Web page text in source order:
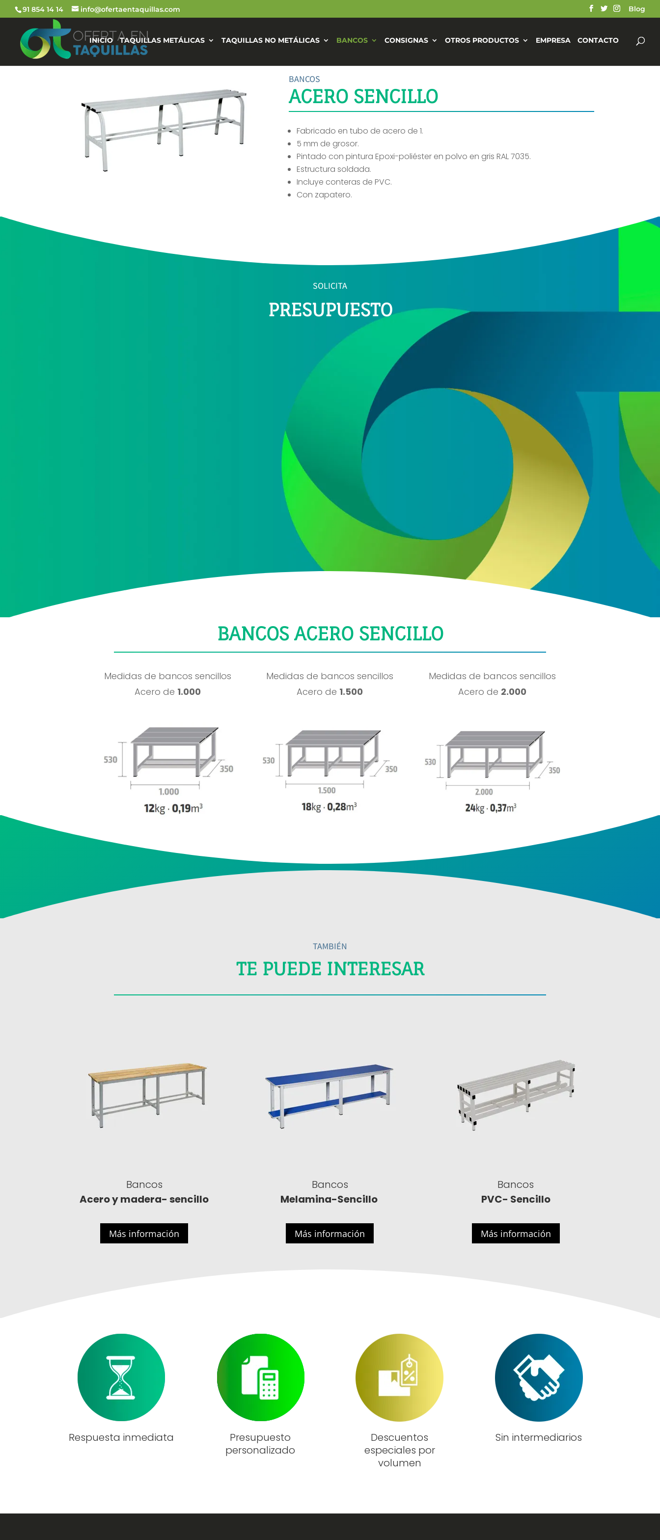
91 854 14 14 info@ofertaentaquillas.com Blog
INICIO TAQUILLAS METÁLICAS TAQUILLAS NO METÁLICAS BANCOS CONSIGNAS OTROS PRODUCTOS EMPRESA CONTACTO
BANCOS
ACERO SENCILLO
Fabricado en tubo de acero de 1.
5 mm de grosor.
Pintado con pintura Epoxi-poliéster en polvo en gris RAL 7035.
Estructura soldada.
Incluye conteras de PVC.
Con zapatero.
SOLICITA
PRESUPUESTO
Acepto recibir información comercial sobre las ofertas y promociones de nuestra empresa (NET QUINTOS, S.L.) relacionadas con nuestro sector en base a nuestra
política de
ENVIAR
BANCOS ACERO SENCILLO
Medidas de bancos sencillos
Acero de 1.000
Medidas de bancos sencillos
Acero de 1.500
Medidas de bancos sencillos
Acero de 2.000
TAMBIÉN
TE PUEDE INTERESAR
Bancos
Acero y madera- sencillo
Más información
Bancos
Melamina-Sencillo
Más información
Bancos
PVC- Sencillo
Más información
Respuesta inmediata
Presupuesto
personalizado
Descuentos
especiales por
volumen
Sin intermediarios